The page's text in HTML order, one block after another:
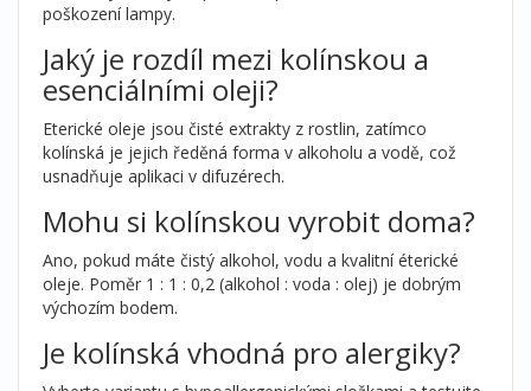
poškození lampy.
Jaký je rozdíl mezi kolínskou a
esenciálními oleji?
Eterické oleje jsou čisté extrakty z rostlin, zatímco
kolínská je jejich ředěná forma v alkoholu a vodě, což
usnadňuje aplikaci v difuzérech.
Mohu si kolínskou vyrobit doma?
Ano, pokud máte čistý alkohol, vodu a kvalitní éterické
oleje. Poměr 1 : 1 : 0,2 (alkohol : voda : olej) je dobrým
výchozím bodem.
Je kolínská vhodná pro alergiky?